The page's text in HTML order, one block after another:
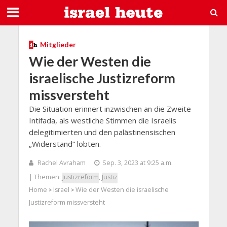
Mitglieder
Wie der Westen die
israelische Justizreform
missversteht
Die Situation erinnert inzwischen an die Zweite
Intifada, als westliche Stimmen die Israelis
delegitimierten und den palästinensischen
„Widerstand“ lobten.
Rachel Avraham
Sep. 3, 2023 at 9:25 a.m.
| Themen: Justizreform, Justiz
Home > Israel > Wie der Westen die israelische
Justizreform missversteht